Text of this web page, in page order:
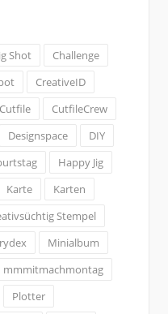
Shot
Challenge
CreativeID
Cutfile
CutfileCrew
Designspace
DIY
Happy Jig
Karte
Karten
Stempel
Minialbum
mmmitmachmontag
Plotter